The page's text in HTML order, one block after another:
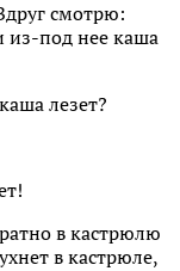
смотрю:
из-под нее каша
лезет?
в кастрюлю
в кастрюле,